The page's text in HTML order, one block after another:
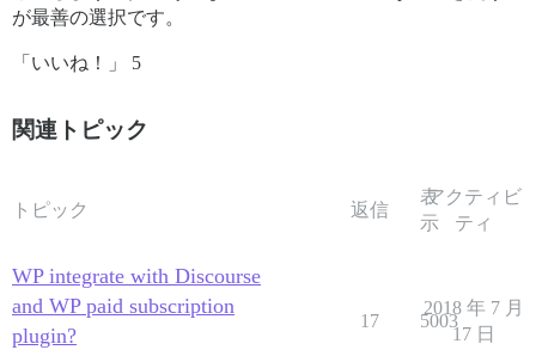
が最善の選択です。
「いいね！」 5
関連トピック
トピック 返信
表
示
アクティビ
ティ
WP integrate with Discourse
and WP paid subscription
plugin?
17 5003
2018 年 7 月
17 日